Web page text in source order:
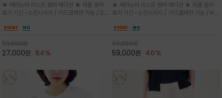
세요 ^^
★ 베라노바 라스트 썸머 에디션 ★ 여름 썸머
휴가 기간 ~소진시까지 / 카드결제만 가능 /프론
러스트 프린트가 더해져 과하지 않으면서도 세련
59,000원
27,000원 54%
^^
★ 베라노바 라스트 썸머 에디션 ★ 여름 썸머
휴가 기간 ~소진시까지 / 카드결제만 가능 /부드
은은한 매트 컬러가 고급스러운 분위기
99,000원
59,000원 40%